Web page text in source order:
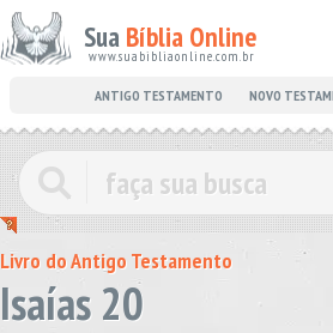
Sua Bíblia Online
www.suabibliaonline.com.br
ANTIGO TESTAMENTO NOVO
Livro do Antigo Testamento
Isaías 20